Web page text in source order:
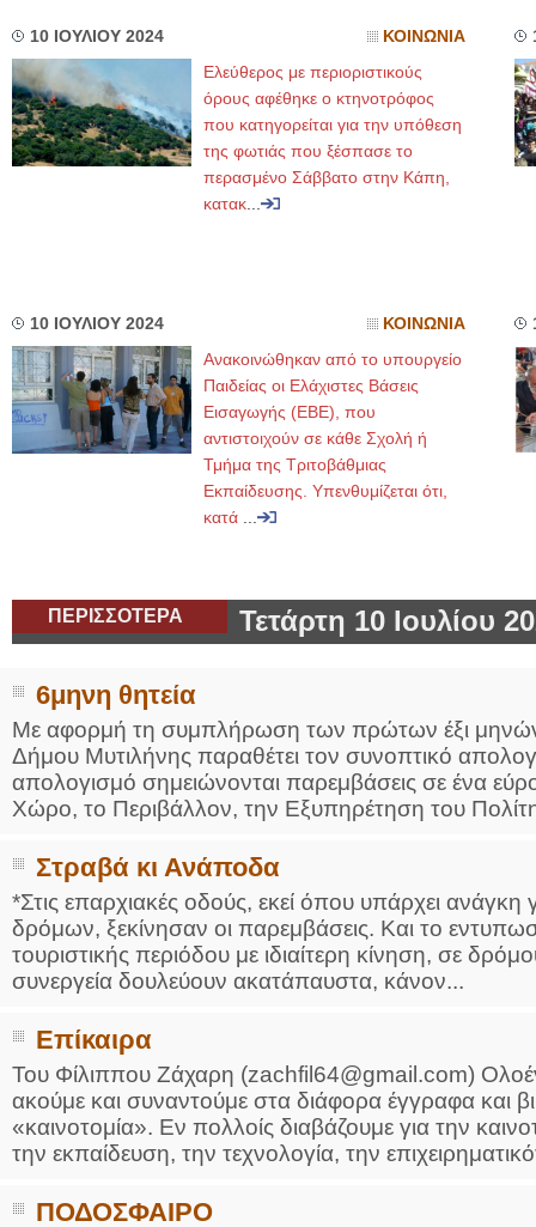
10 ΙΟΥΛΙΟΥ 2024 ΚΟΙΝΩΝΙΑ
Ελεύθερος με περιοριστικούς
όρους αφέθηκε ο κτηνοτρόφος
που κατηγορείται για την υπόθεση
της φωτιάς που ξέσπασε το
περασμένο Σάββατο στην Κάπη,
κατακ
10 ΙΟΥΛΙΟΥ 2024 ΚΟΙΝΩΝΙΑ
Ανακοινώθηκαν από το υπουργείο
Παιδείας οι Ελάχιστες Βάσεις
Εισαγωγής (ΕΒΕ), που
αντιστοιχούν σε κάθε Σχολή ή
Τμήμα της Τριτοβάθμιας
Εκπαίδευσης. Υπενθυμίζεται ότι,
κατά
ΠΕΡΙΣΣΟΤΕΡΑ Τετάρτη 10 Ιουλίου
6μηνη θητεία
Με αφορμή τη συμπλήρωση των πρώτων έξι μηνών
Δήμου Μυτιλήνης παραθέτει τον συνοπτικό
απολογισμό σημειώνονται παρεμβάσεις σε ένα
Χώρο, το Περιβάλλον, την Εξυπηρέτηση του
Στραβά κι Ανάποδα
*Στις επαρχιακές οδούς, εκεί όπου υπάρχει
δρόμων, ξεκίνησαν οι παρεμβάσεις. Και το
τουριστικής περιόδου με ιδιαίτερη κίνηση, σε
συνεργεία δουλεύουν ακατάπαυστα, κάνον...
Επίκαιρα
Του Φίλιππου Ζάχαρη (zachfil64@gmail.com)
ακούμε και συναντούμε στα διάφορα έγγραφα και
«καινοτομία». Εν πολλοίς διαβάζουμε για την
την εκπαίδευση, την τεχνολογία, την
ΠΟΔΟΣΦΑΙΡΟ